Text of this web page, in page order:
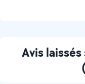
Avis